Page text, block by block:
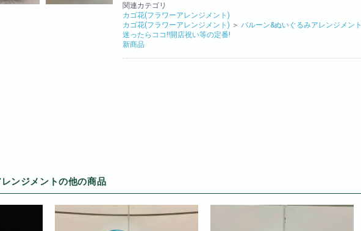
関連カテゴリ
カゴ花(フラワーアレンジメント)
カゴ花(フラワーアレンジメント) ＞ バルーン&ぬいぐるみアレンジメント
迷ったらココ!!開店祝い等の定番!
新商品
ンジメントの他の商品